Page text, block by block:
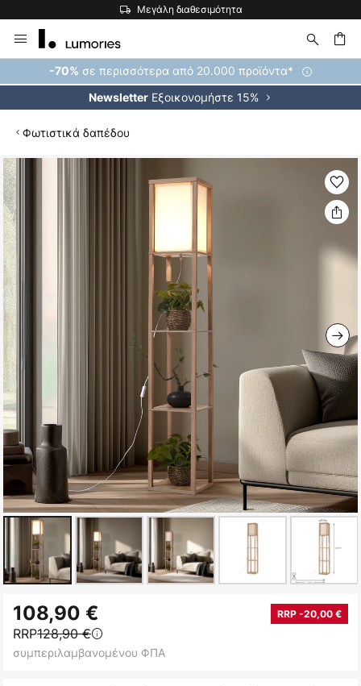
Μεγάλη διαθεσιμότητα
Μετάβαση
στο
περιεχόμενο
-70% σε περισσότερα από 20.000 προϊόντα*
Newsletter Εξοικονομήστε 15%
Φωτιστικά δαπέδου
Μετάβαση
στο
τέλος
της
συλλογής
εικόνων
στην
αρχή
της
108,90 € RRP -20,00 €
RRP128,90 €
συμπεριλαμβανομένου ΦΠΑ